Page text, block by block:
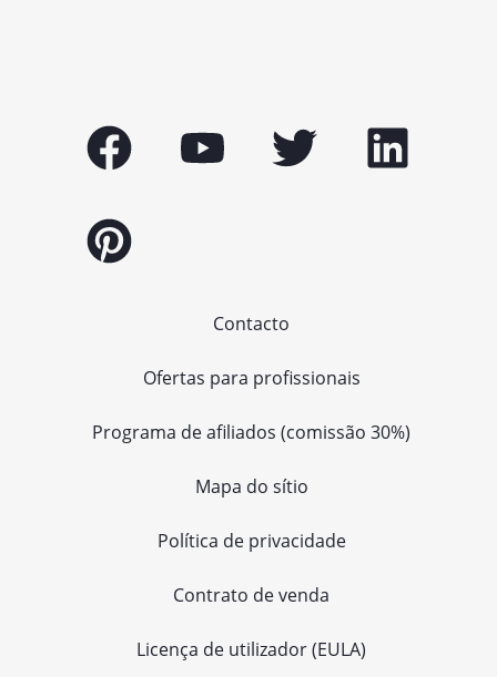
Contacto
Ofertas para profissionais
Programa de afiliados (comissão 30%)
Mapa do sítio
Política de privacidade
Contrato de venda
Licença de utilizador (EULA)